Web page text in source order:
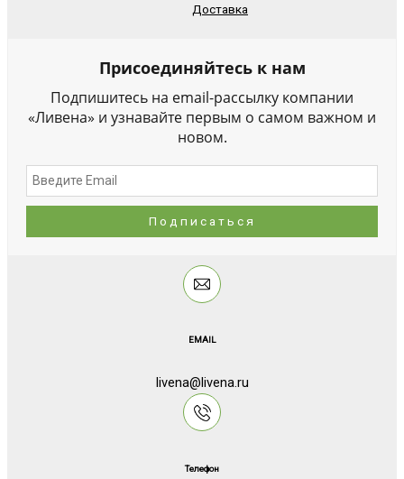
Доставка
Присоединяйтесь к нам
Подпишитесь на email-рассылку компании
«Ливена» и узнавайте первым о самом важном и
новом.
EMAIL
livena@livena.ru
Телефон